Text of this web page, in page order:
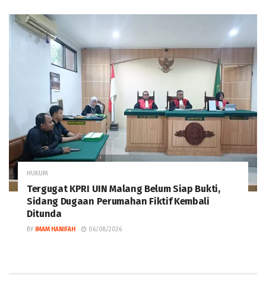
HUKUM
Tergugat KPRI UIN Malang Belum Siap Bukti,
Sidang Dugaan Perumahan Fiktif Kembali
Ditunda
BY IMAM HANIFAH 06/08/2026